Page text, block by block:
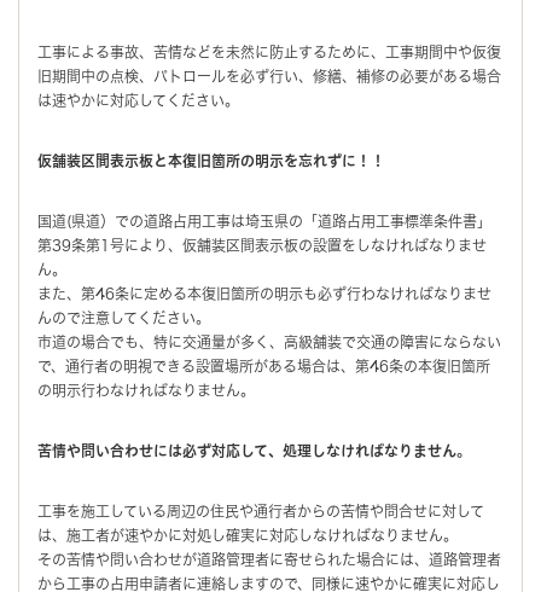
工事による事故、苦情などを未然に防止するために、工事期間中や仮復
旧期間中の点検、パトロールを必ず行い、修繕、補修の必要がある場合
は速やかに対応してください。
仮舗装区間表示板と本復旧箇所の明示を忘れずに！！
国道(県道）での道路占用工事は埼玉県の「道路占用工事標準条件書」
第39条第1号により、仮舗装区間表示板の設置をしなければなりませ
ん。
また、第46条に定める本復旧箇所の明示も必ず行わなければなりませ
んので注意してください。
市道の場合でも、特に交通量が多く、高級舗装で交通の障害にならない
で、通行者の明視できる設置場所がある場合は、第46条の本復旧箇所
の明示行わなければなりません。
苦情や問い合わせには必ず対応して、処理しなければなりません。
工事を施工している周辺の住民や通行者からの苦情や問合せに対して
は、施工者が速やかに対処し確実に対応しなければなりません。
その苦情や問い合わせが道路管理者に寄せられた場合には、道路管理者
から工事の占用申請者に連絡しますので、同様に速やかに確実に対応し